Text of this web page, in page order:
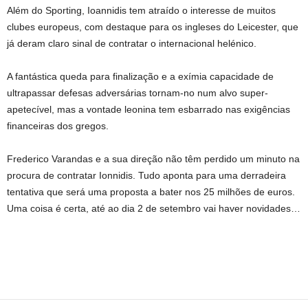
Além do Sporting, Ioannidis tem atraído o interesse de muitos
clubes europeus, com destaque para os ingleses do Leicester, que
já deram claro sinal de contratar o internacional helénico.
A fantástica queda para finalização e a exímia capacidade de
ultrapassar defesas adversárias tornam-no num alvo super-
apetecível, mas a vontade leonina tem esbarrado nas exigências
financeiras dos gregos.
Frederico Varandas e a sua direção não têm perdido um minuto na
procura de contratar Ionnidis. Tudo aponta para uma derradeira
tentativa que será uma proposta a bater nos 25 milhões de euros.
Uma coisa é certa, até ao dia 2 de setembro vai haver novidades…